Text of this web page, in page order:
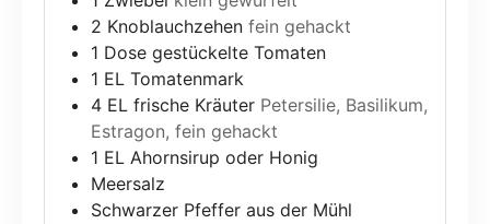
2 Knoblauchzehen fein gehackt
1 Dose gestückelte Tomaten
1 EL Tomatenmark
4 EL frische Kräuter Petersilie, Basilikum,
Estragon, fein gehackt
1 EL Ahornsirup oder Honig
Meersalz
Schwarzer Pfeffer aus der Mühl